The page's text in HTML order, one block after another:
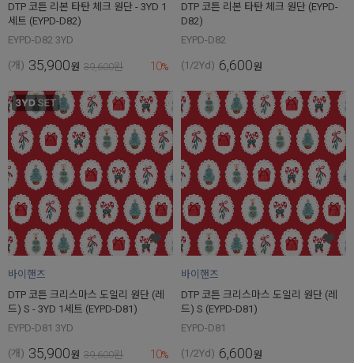
DTP 코튼 리본 타탄 체크 원단 - 3YD 1
세트 (EYPD-D82)
EYPD-D82 3YD
(개) 35,900원 39,600원 10%
DTP 코튼 리본 타탄 체크 원단 (EYPD-
D82)
EYPD-D82
(1/2Yd) 6,600원
바이핸즈
DTP 코튼 크리스마스 도일리 원단 (레
드) S - 3YD 1세트 (EYPD-D81)
EYPD-D81 3YD
(개) 35,900원 39,600원 10%
바이핸즈
DTP 코튼 크리스마스 도일리 원단 (레
드) S (EYPD-D81)
EYPD-D81
(1/2Yd) 6,600원